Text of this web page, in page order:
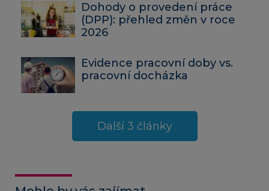
Dohody o provedení práce
(DPP): přehled změn v roce
2026
Evidence pracovní doby vs.
pracovní docházka
Další 3 články